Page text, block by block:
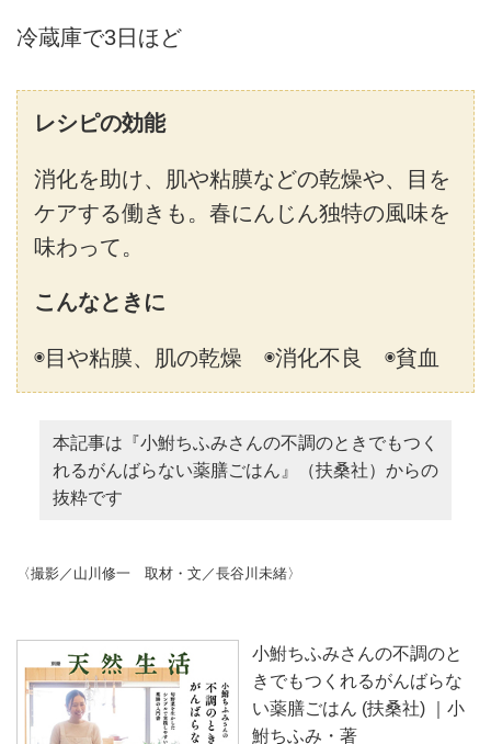
冷蔵庫で3日ほど
レシピの効能
消化を助け、肌や粘膜などの乾燥や、目を
ケアする働きも。春にんじん独特の風味を
味わって。
こんなときに
◉目や粘膜、肌の乾燥 ◉消化不良 ◉貧血
本記事は『小鮒ちふみさんの不調のときでもつく
れるがんばらない薬膳ごはん』（扶桑社）からの
抜粋です
〈撮影／山川修一 取材・文／長谷川未緒〉
小鮒ちふみさんの不調のと
きでもつくれるがんばらな
い薬膳ごはん (扶桑社) ｜小
鮒ちふみ・著